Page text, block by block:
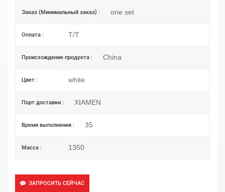
Заказ (Минимальный заказ) : one set
Оплата : T/T
Происхождение продукта : China
Цвет : white
Порт доставки : XIAMEN
Время выполнения : 35
Масса : 1350
ЗАПРОСИТЬ СЕЙЧАС